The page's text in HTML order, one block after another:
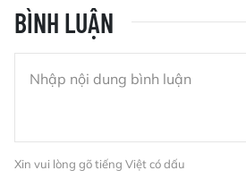
BÌNH LUẬN
Xin vui lòng gõ tiếng Việt có dấu